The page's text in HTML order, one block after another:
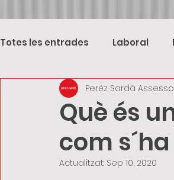
Totes les entrades Laboral
Què és
com
Peréz Sardà
Actualitzat: Sep 10, 2020